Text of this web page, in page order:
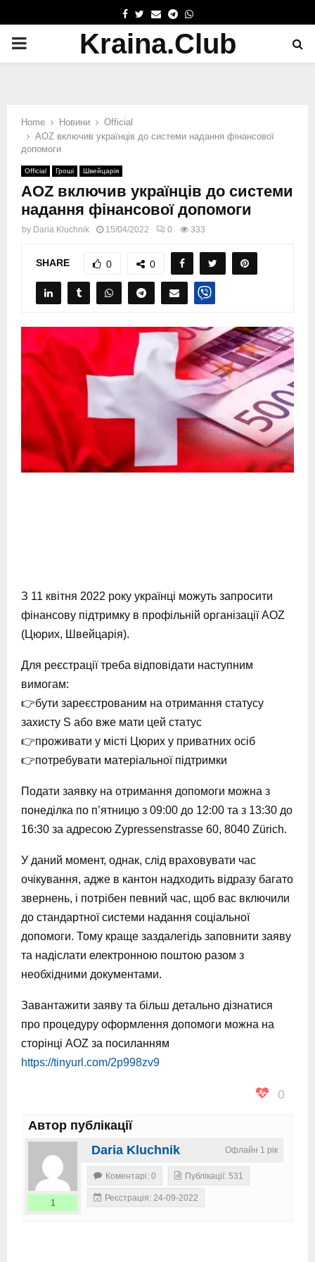
FACEBOOK
TWITTER
EMAILTELEGRAM
WHATSAPP
PRIMARYKraina.Club
Home Новини
Official
AOZ включив українців до системи надання фінансової
допомоги
Official Гроші Швейцарія
AOZ включив українців до системи
надання фінансової допомоги
by Daria Kluchnik 15/04/2022 0 333
SHARE 0 0
З 11 квітня 2022 року українці можуть запросити
фінансову підтримку в профільній організації AOZ
(Цюрих, Швейцарія).
Для реєстрації треба відповідати наступним
вимогам:
👉бути зареєстрованим на отримання статусу
захисту S або вже мати цей статус
👉проживати у місті Цюрих у приватних осіб
👉потребувати матеріальної підтримки
Подати заявку на отримання допомоги можна з
понеділка по п’ятницю з 09:00 до 12:00 та з 13:30 до
16:30 за адресою Zypressenstrasse 60, 8040 Zürich.
У даний момент, однак, слід враховувати час
очікування, адже в кантон надходить відразу багато
звернень, і потрібен певний час, щоб вас включили
до стандартної системи надання соціальної
допомоги. Тому краще заздалегідь заповнити заяву
та надіслати електронною поштою разом з
необхідними документами.
Завантажити заяву та більш детально дізнатися
про процедуру оформлення допомоги можна на
сторінці AOZ за посиланням
https://tinyurl.com/2p998zv9
0
Автор публікації
Офлайн 1 рік
Daria Kluchnik
1
Коментарі: 0 Публікації: 531
Реєстрація: 24-09-2022